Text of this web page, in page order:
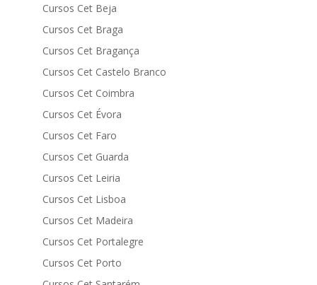
Cursos Cet Beja
Cursos Cet Braga
Cursos Cet Bragança
Cursos Cet Castelo Branco
Cursos Cet Coimbra
Cursos Cet Évora
Cursos Cet Faro
Cursos Cet Guarda
Cursos Cet Leiria
Cursos Cet Lisboa
Cursos Cet Madeira
Cursos Cet Portalegre
Cursos Cet Porto